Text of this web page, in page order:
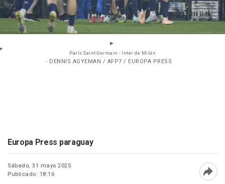
París Saint-Germain - Inter de Milán
- DENNIS AGYEMAN / AFP7 / EUROPA PRESS
Europa Press paraguay
Sábado, 31 mayo 2025
Publicado: 18:16